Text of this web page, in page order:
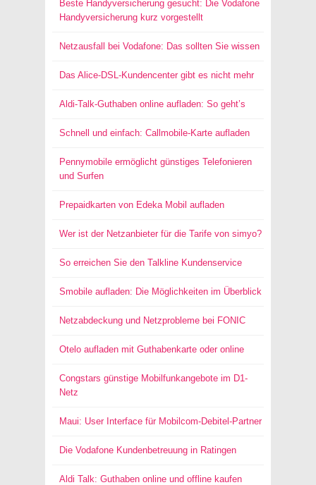
Beste Handyversicherung gesucht: Die Vodafone
Handyversicherung kurz vorgestellt
Netzausfall bei Vodafone: Das sollten Sie wissen
Das Alice-DSL-Kundencenter gibt es nicht mehr
Aldi-Talk-Guthaben online aufladen: So geht’s
Schnell und einfach: Callmobile-Karte aufladen
Pennymobile ermöglicht günstiges Telefonieren
und Surfen
Prepaidkarten von Edeka Mobil aufladen
Wer ist der Netzanbieter für die Tarife von simyo?
So erreichen Sie den Talkline Kundenservice
Smobile aufladen: Die Möglichkeiten im Überblick
Netzabdeckung und Netzprobleme bei FONIC
Otelo aufladen mit Guthabenkarte oder online
Congstars günstige Mobilfunkangebote im D1-
Netz
Maui: User Interface für Mobilcom-Debitel-Partner
Die Vodafone Kundenbetreuung in Ratingen
Aldi Talk: Guthaben online und offline kaufen